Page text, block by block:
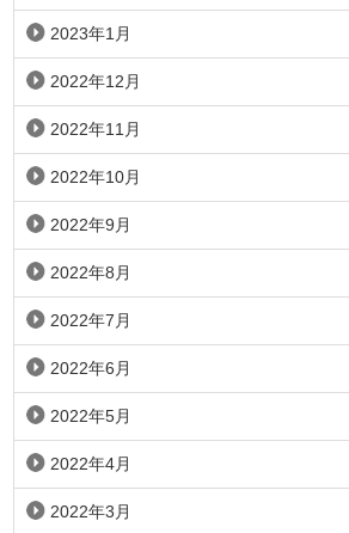
2023年1月
2022年12月
2022年11月
2022年10月
2022年9月
2022年8月
2022年7月
2022年6月
2022年5月
2022年4月
2022年3月